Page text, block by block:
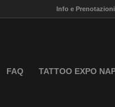
Info e
FAQ TATTOO EXPO